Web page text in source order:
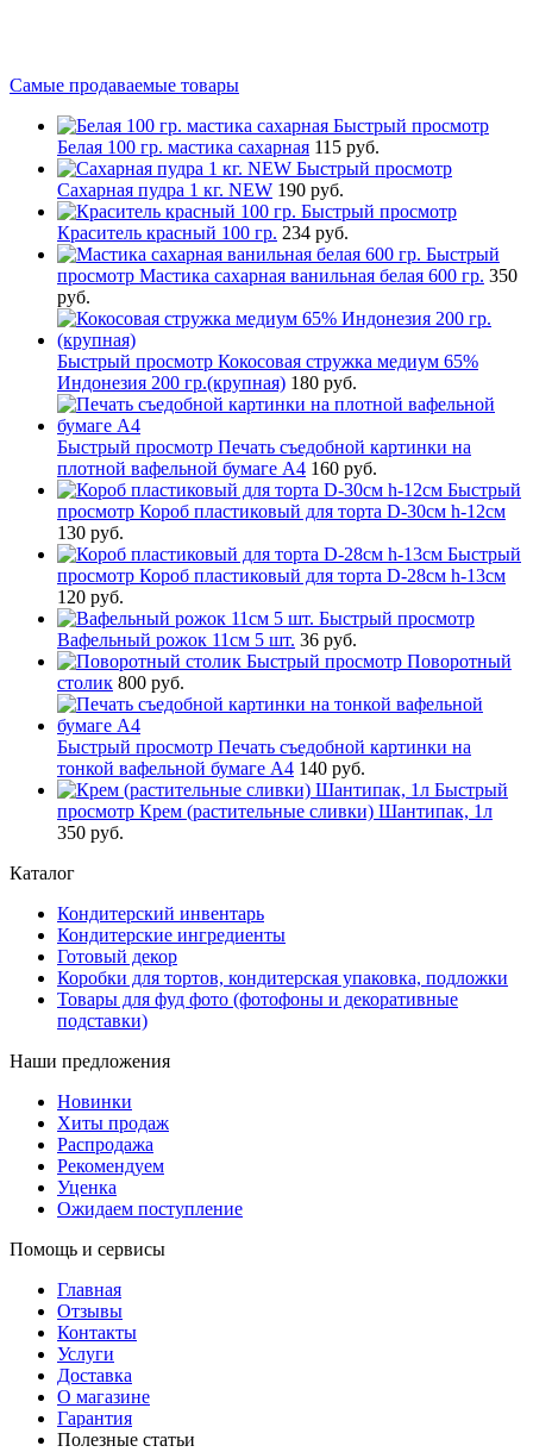
Самые продаваемые товары
Быстрый просмотр
Белая 100 гр. мастика сахарная 115 руб.
Быстрый просмотр
Сахарная пудра 1 кг. NEW 190 руб.
Быстрый просмотр
Краситель красный 100 гр. 234 руб.
Быстрый
просмотр Мастика сахарная ванильная белая 600 гр. 350
руб.
Быстрый просмотр Кокосовая стружка медиум 65%
Индонезия 200 гр.(крупная) 180 руб.
Быстрый просмотр Печать съедобной картинки на
плотной вафельной бумаге А4 160 руб.
Быстрый
просмотр Короб пластиковый для торта D-30см h-12см
130 руб.
Быстрый
просмотр Короб пластиковый для торта D-28см h-13см
120 руб.
Быстрый просмотр
Вафельный рожок 11см 5 шт. 36 руб.
Быстрый просмотр Поворотный
столик 800 руб.
Быстрый просмотр Печать съедобной картинки на
тонкой вафельной бумаге А4 140 руб.
Быстрый
просмотр Крем (растительные сливки) Шантипак, 1л
350 руб.
Каталог
Кондитерский инвентарь
Кондитерские ингредиенты
Готовый декор
Коробки для тортов, кондитерская упаковка, подложки
Товары для фуд фото (фотофоны и декоративные
подставки)
Наши предложения
Новинки
Хиты продаж
Распродажа
Рекомендуем
Уценка
Ожидаем поступление
Помощь и сервисы
Главная
Отзывы
Контакты
Услуги
Доставка
О магазине
Гарантия
Полезные статьи